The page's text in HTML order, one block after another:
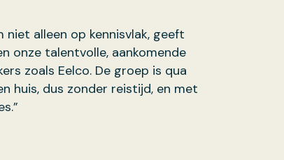
niet alleen op kennisvlak, geeft
onze talentvolle, aankomende
zoals Eelco. De groep is qua
huis, dus zonder reistijd, en met